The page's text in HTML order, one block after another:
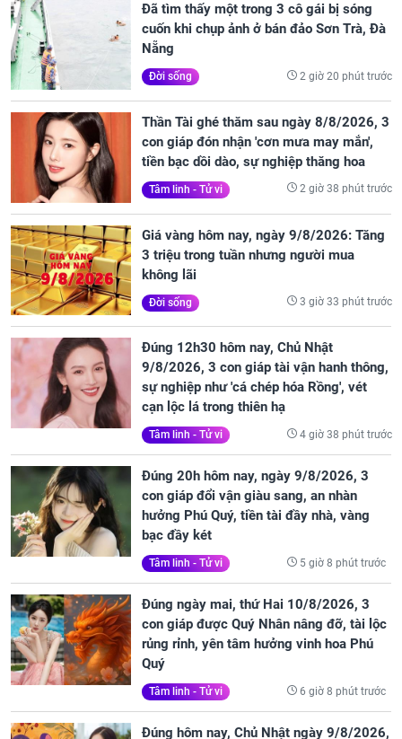
Đã tìm thấy một trong 3 cô gái bị sóng
cuốn khi chụp ảnh ở bán đảo Sơn Trà, Đà
Nẵng
Đời sống 2 giờ 20 phút trước
Thần Tài ghé thăm sau ngày 8/8/2026, 3
con giáp đón nhận 'cơn mưa may mắn',
tiền bạc dồi dào, sự nghiệp thăng hoa
Tâm linh - Tử vi 2 giờ 38 phút trước
Giá vàng hôm nay, ngày 9/8/2026: Tăng
3 triệu trong tuần nhưng người mua
không lãi
Đời sống 3 giờ 33 phút trước
Đúng 12h30 hôm nay, Chủ Nhật
9/8/2026, 3 con giáp tài vận hanh thông,
sự nghiệp như 'cá chép hóa Rồng', vét
cạn lộc lá trong thiên hạ
Tâm linh - Tử vi 4 giờ 38 phút trước
Đúng 20h hôm nay, ngày 9/8/2026, 3
con giáp đổi vận giàu sang, an nhàn
hưởng Phú Quý, tiền tài đầy nhà, vàng
bạc đầy két
Tâm linh - Tử vi 5 giờ 8 phút trước
Đúng ngày mai, thứ Hai 10/8/2026, 3
con giáp được Quý Nhân nâng đỡ, tài lộc
rủng rỉnh, yên tâm hưởng vinh hoa Phú
Quý
Tâm linh - Tử vi 6 giờ 8 phút trước
Đúng hôm nay, Chủ Nhật ngày 9/8/2026,